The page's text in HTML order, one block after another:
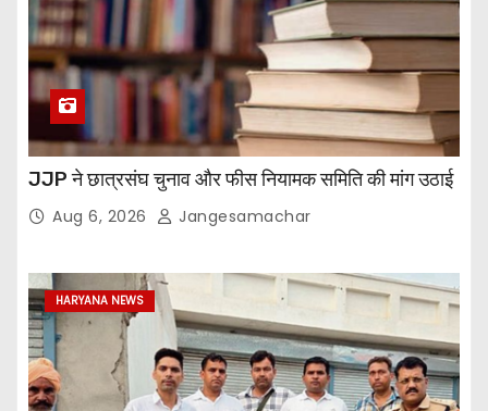
JJP ने छात्रसंघ चुनाव और फीस नियामक समिति की मांग उठाई
Aug 6, 2026 Jangesamachar
HARYANA NEWS